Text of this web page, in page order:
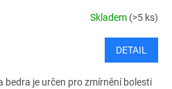
Skladem (>5 ks)
DETAIL
bedra je určen pro zmírnění bolesti